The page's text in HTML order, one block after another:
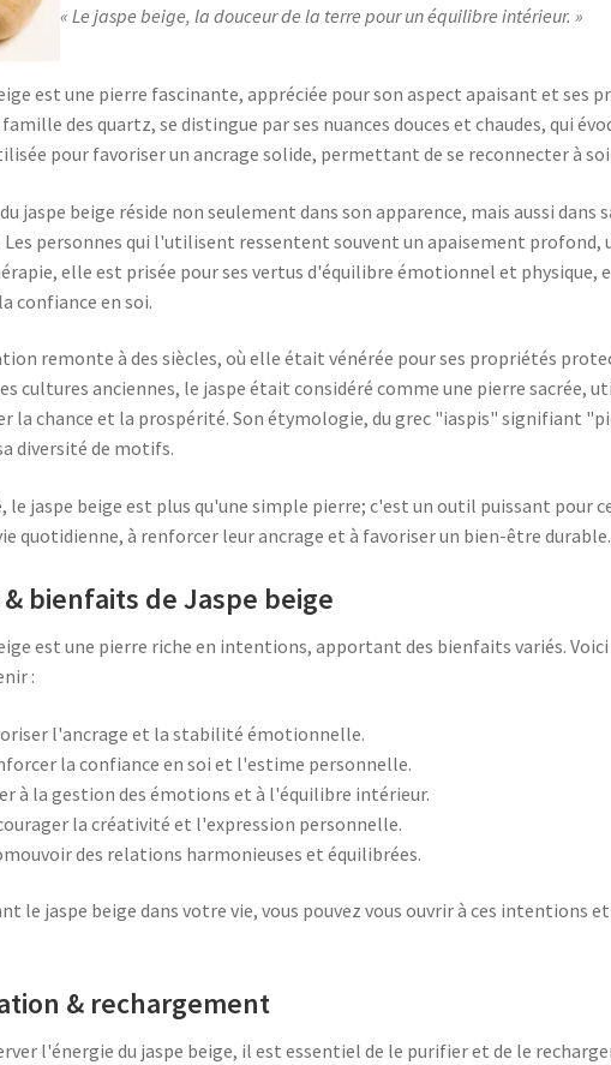
Le jaspe beige, la douceur de la terre pour un équilibre intérieur.
est une pierre fascinante, appréciée pour son aspect apaisant et ses
famille des quartz, se distingue par ses nuances douces et chaudes, qui
pour favoriser un ancrage solide, permettant de se reconnecter à
jaspe beige réside non seulement dans son apparence, mais aussi
personnes qui l'utilisent ressentent souvent un apaisement profond,
elle est prisée pour ses vertus d'équilibre émotionnel et physique,
confiance en soi.
remonte à des siècles, où elle était vénérée pour ses propriétés
cultures anciennes, le jaspe était considéré comme une pierre sacrée,
la chance et la prospérité. Son étymologie, du grec "iaspis" signifiant
diversité de motifs.
le jaspe beige est plus qu'une simple pierre; c'est un outil puissant pour
quotidienne, à renforcer leur ancrage et à favoriser un bien-être durable.
bienfaits de Jaspe beige
est une pierre riche en intentions, apportant des bienfaits variés.
:
l'ancrage et la stabilité émotionnelle.
la confiance en soi et l'estime personnelle.
à la gestion des émotions et à l'équilibre intérieur.
la créativité et l'expression personnelle.
des relations harmonieuses et équilibrées.
le jaspe beige dans votre vie, vous pouvez vous ouvrir à ces intentions
& rechargement
l'énergie du jaspe beige, il est essentiel de le purifier et de le